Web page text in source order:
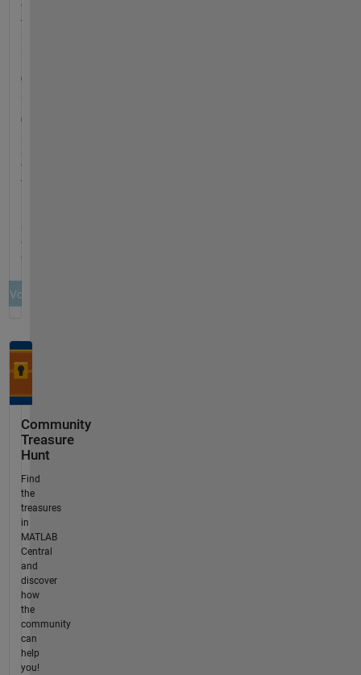
Community
Treasure
Hunt
Find
the
treasures
in
MATLAB
Central
and
discover
how
the
community
can
help
you!